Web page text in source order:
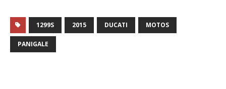
1299S 2015 DUCATI MOTOS
PANIGALE